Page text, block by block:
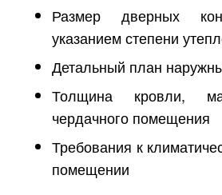
Размер дверных
указанием степени
Детальный план
Толщина кровли,
чердачного помещения
Требования к
помещении